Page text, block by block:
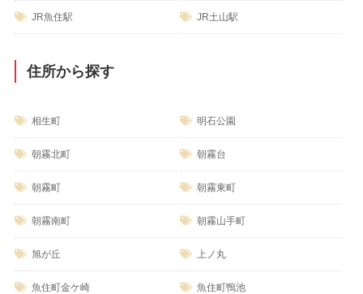
JR魚住駅 JR土山駅
住所から探す
相生町 明石公園
朝霧北町 朝霧台
朝霧町 朝霧東町
朝霧南町 朝霧山手町
旭が丘 上ノ丸
魚住町金ケ崎 魚住町鴨池